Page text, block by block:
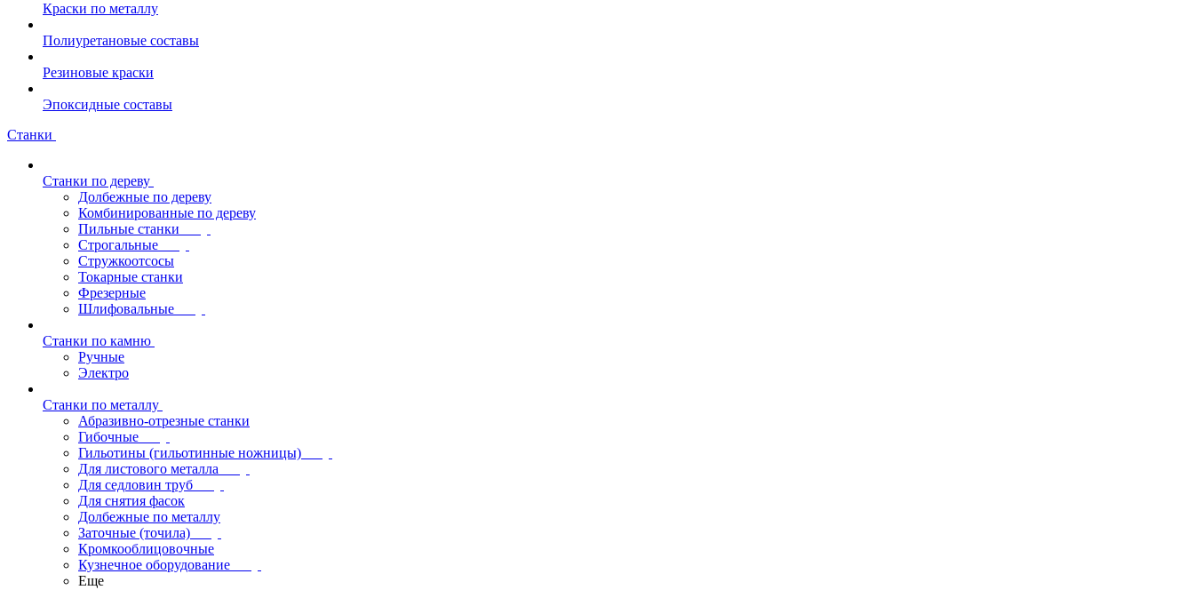
Краски по металлу
Полиуретановые составы
Резиновые краски
Эпоксидные составы
Станки
Станки по дереву
Долбежные по дереву
Комбинированные по дереву
Пильные станки
Строгальные
Стружкоотсосы
Токарные станки
Фрезерные
Шлифовальные
Станки по камню
Ручные
Электро
Станки по металлу
Абразивно-отрезные станки
Гибочные
Гильотины (гильотинные ножницы)
Для листового металла
Для седловин труб
Для снятия фасок
Долбежные по металлу
Заточные (точила)
Кромкооблицовочные
Кузнечное оборудование
Еще